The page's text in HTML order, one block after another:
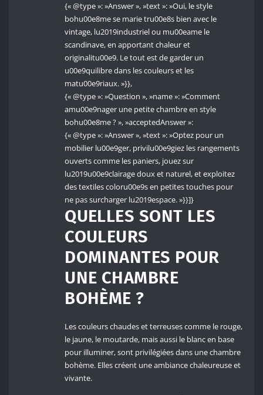
{« @type »: »Answer », »text »: »Oui, le style
bohu00e8me se marie tru00e8s bien avec le
vintage, lu2019industriel ou mu00eame le
scandinave, en apportant chaleur et
originalitu00e9. Le tout est de garder un
u00e9quilibre dans les couleurs et les
matu00e9riaux. »}},
{« @type »: »Question », »name »: »Comment
amu00e9nager une petite chambre en style
bohu00e8me ? », »acceptedAnswer »:
{« @type »: »Answer », »text »: »Optez pour un
mobilier lu00e9ger, privilu00e9giez les rangements
ouverts comme les paniers, jouez sur
lu2019u00e9clairage doux et naturel, et exploitez
des textiles coloru00e9s en petites touches pour
ne pas surcharger lu2019espace. »}}]}
QUELLES SONT LES
COULEURS
DOMINANTES POUR
UNE CHAMBRE
BOHÈME ?
Les couleurs chaudes et terreuses comme le rouge,
le jaune, le moutarde, mais aussi le blanc en base
pour illuminer, sont privilégiées dans une chambre
bohème. Elles créent une ambiance chaleureuse et
vivante.